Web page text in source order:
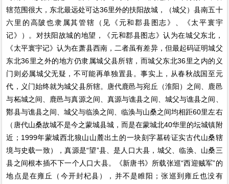
辖范围很大，东北最远处可达36里外的扶阳故城，（城父）县南五十
六里的高陂也隶属其管辖（见《元和郡县图志》、《太平寰宇
记》）。对扶阳故城的地望，《元和郡县图志》认为在城父东北，
《太平寰宇记》认为在萧县西南，二者虽有差异，但最起码证明城父
东北36里之外的地方仍隶属城父县所辖，而城父东北36里之内的义
门则必属城父无疑，不可能再单独置县。事实上，从春秋战国至元
代，义门始终就为城父县所辖。唐代鹿邑与宛丘（淮阳）之间、鹿邑
与柘城之间、鹿邑与真源之间、真源与谯县之间、城父与谯县之间、
酇县与谯县之间、城父与临涣之间、临涣与山桑之间均相距60里左右
（唐代山桑故城不是今之蒙城县城，而是在蒙城北40华里的坛城镇附
近；1999年蒙城西北狼山山麓出土的一块刻字墓砖证实古代山桑辖
境与史载一致），真源是“望”县、是人口大县，城父、临涣、山桑三
县之间根本插不下一个人口大县。《新唐书》所载张巡“西迎贼军”的
地点是在雍丘（今开封杞县），并不是睢阳；张巡到雍丘也没有